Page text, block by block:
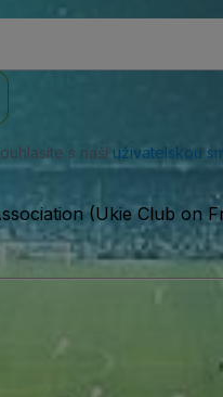
s naší uživatelskou
(Ukie Club on